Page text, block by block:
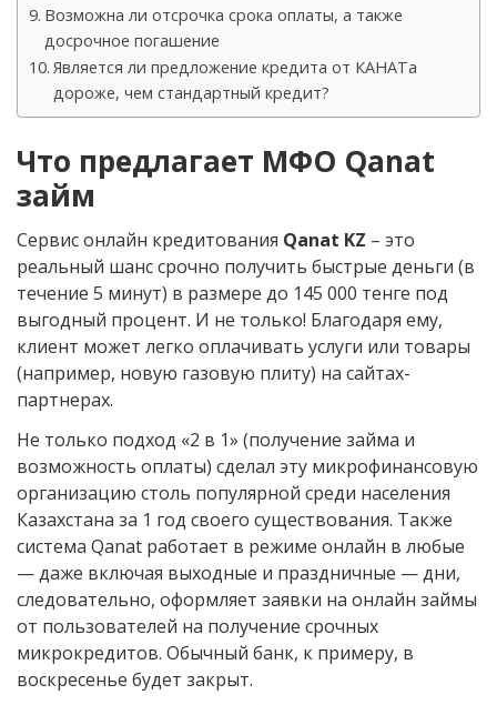
Возможна ли отсрочка срока оплаты, а также
досрочное погашение
Является ли предложение кредита от КАНАТа
дороже, чем стандартный кредит?
Что предлагает МФО Qanat
займ
Сервис онлайн кредитования Qanat KZ – это
реальный шанс срочно получить быстрые деньги (в
течение 5 минут) в размере до 145 000 тенге под
выгодный процент. И не только! Благодаря ему,
клиент может легко оплачивать услуги или товары
(например, новую газовую плиту) на сайтах-
партнерах.
Не только подход «2 в 1» (получение займа и
возможность оплаты) сделал эту микрофинансовую
организацию столь популярной среди населения
Казахстана за 1 год своего существования. Также
система Qanat работает в режиме онлайн в любые
— даже включая выходные и праздничные — дни,
следовательно, оформляет заявки на онлайн займы
от пользователей на получение срочных
микрокредитов. Обычный банк, к примеру, в
воскресенье будет закрыт.